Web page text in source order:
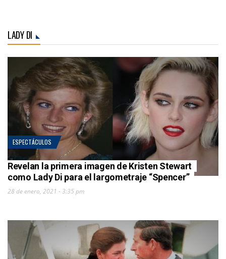
LADY DI
ESPECTÁCULOS
Revelan la primera imagen de Kristen Stewart
como Lady Di para el largometraje “Spencer”
28 de enero, 2021 - 3:35 pm